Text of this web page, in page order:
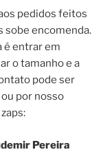
pedidos feitos
sobe encomenda.
é entrar em
o tamanho e a
pode ser
por nosso
Pereira